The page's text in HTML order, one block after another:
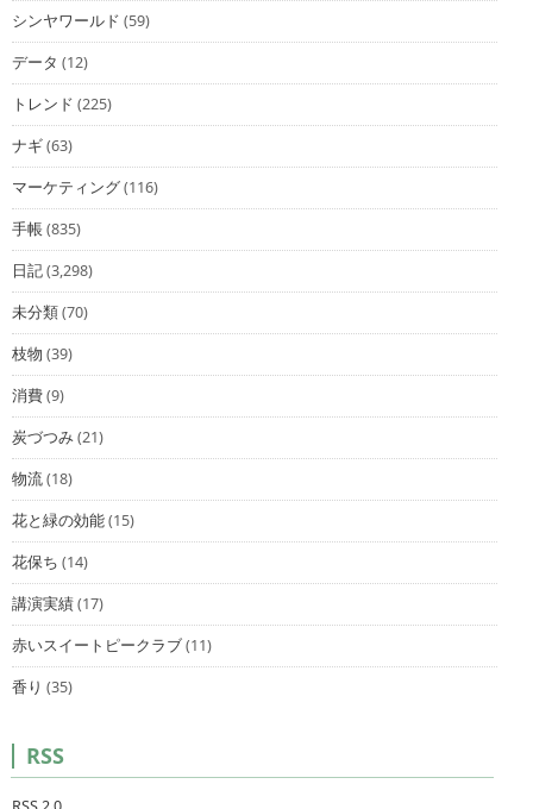
シンヤワールド (59)
データ (12)
トレンド (225)
ナギ(63)
マーケティング(116)
手帳(835)
日記(3,298)
未分類(70)
枝物 (39)
消費(9)
炭づつみ(21)
物流(18)
花と緑の効能(15)
花保ち (14)
講演実績(17)
赤いスイートピークラブ(11)
香り (35)
RSS